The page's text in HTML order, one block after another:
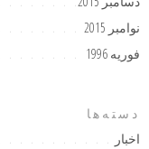
نوامبر 2015
فوریه 1996
دسته‌ها
اخبار